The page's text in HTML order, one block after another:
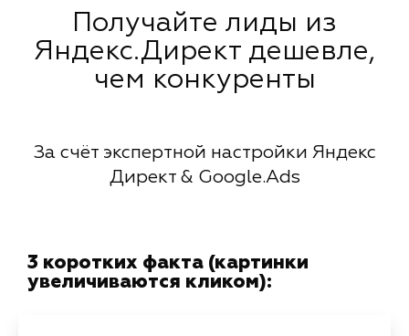
Получайте лиды из
Яндекс.Директ дешевле,
чем конкуренты
За счёт экспертной настройки Яндекс
Директ & Google.Ads
3 коротких факта (картинки
увеличиваются кликом):